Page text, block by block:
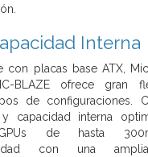
Interna
con placas base ATX,
BLAZE ofrece gran
de configuraciones.
y capacidad interna
de hasta
con una